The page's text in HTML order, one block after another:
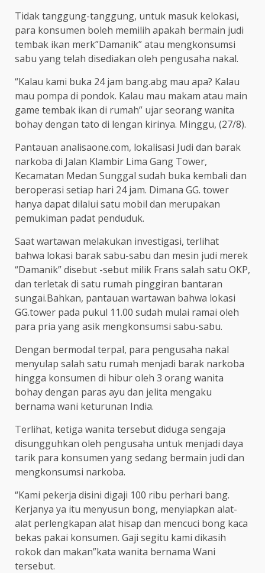
Tidak tanggung-tanggung, untuk masuk kelokasi,
para konsumen boleh memilih apakah bermain judi
tembak ikan merk”Damanik” atau mengkonsumsi
sabu yang telah disediakan oleh pengusaha nakal.
“Kalau kami buka 24 jam bang.abg mau apa? Kalau
mau pompa di pondok. Kalau mau makam atau main
game tembak ikan di rumah” ujar seorang wanita
bohay dengan tato di lengan kirinya. Minggu, (27/8).
Pantauan analisaone.com, lokalisasi Judi dan barak
narkoba di Jalan Klambir Lima Gang Tower,
Kecamatan Medan Sunggal sudah buka kembali dan
beroperasi setiap hari 24 jam. Dimana GG. tower
hanya dapat dilalui satu mobil dan merupakan
pemukiman padat penduduk.
Saat wartawan melakukan investigasi, terlihat
bahwa lokasi barak sabu-sabu dan mesin judi merek
“Damanik” disebut -sebut milik Frans salah satu OKP,
dan terletak di satu rumah pinggiran bantaran
sungai.Bahkan, pantauan wartawan bahwa lokasi
GG.tower pada pukul 11.00 sudah mulai ramai oleh
para pria yang asik mengkonsumsi sabu-sabu.
Dengan bermodal terpal, para pengusaha nakal
menyulap salah satu rumah menjadi barak narkoba
hingga konsumen di hibur oleh 3 orang wanita
bohay dengan paras ayu dan jelita mengaku
bernama wani keturunan India.
Terlihat, ketiga wanita tersebut diduga sengaja
disungguhkan oleh pengusaha untuk menjadi daya
tarik para konsumen yang sedang bermain judi dan
mengkonsumsi narkoba.
“Kami pekerja disini digaji 100 ribu perhari bang.
Kerjanya ya itu menyusun bong, menyiapkan alat-
alat perlengkapan alat hisap dan mencuci bong kaca
bekas pakai konsumen. Gaji segitu kami dikasih
rokok dan makan”kata wanita bernama Wani
tersebut.